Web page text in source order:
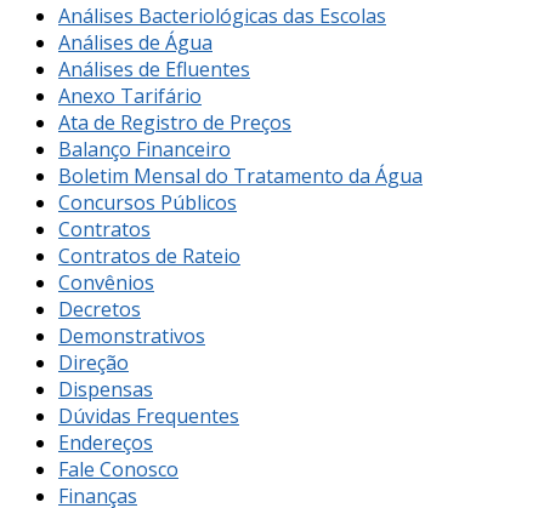
Análises Bacteriológicas das Escolas
Análises de Água
Análises de Efluentes
Anexo Tarifário
Ata de Registro de Preços
Balanço Financeiro
Boletim Mensal do Tratamento da Água
Concursos Públicos
Contratos
Contratos de Rateio
Convênios
Decretos
Demonstrativos
Direção
Dispensas
Dúvidas Frequentes
Endereços
Fale Conosco
Finanças